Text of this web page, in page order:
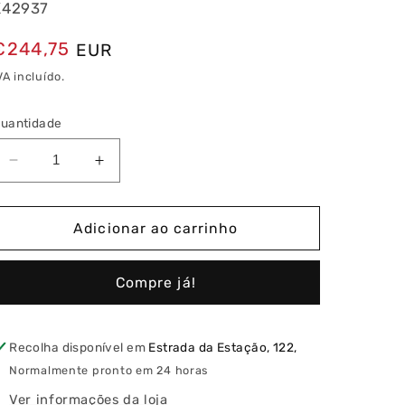
EUR
incluído.
Diminuir
a
quantidade
Monitor
Elvox
TFT
(Touch
Aumentar
a
quantidade
de
Monitor
7&quot;
Elvox
TFT
(Touch
Adicionar ao carrinho
Compre já!
Recolha disponível em Estrada da Estação, 122,
Normalmente pronto em 24 horas
Ver informações da loja